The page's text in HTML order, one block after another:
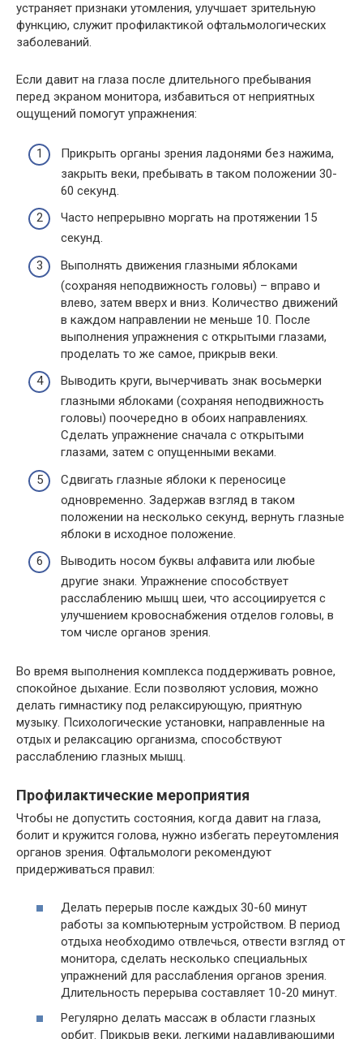
устраняет признаки утомления, улучшает зрительную
функцию, служит профилактикой офтальмологических
заболеваний.
Если давит на глаза после длительного пребывания
перед экраном монитора, избавиться от неприятных
ощущений помогут упражнения:
Прикрыть органы зрения ладонями без нажима,
закрыть веки, пребывать в таком положении 30-
60 секунд.
Часто непрерывно моргать на протяжении 15
секунд.
Выполнять движения глазными яблоками
(сохраняя неподвижность головы) – вправо и
влево, затем вверх и вниз. Количество движений
в каждом направлении не меньше 10. После
выполнения упражнения с открытыми глазами,
проделать то же самое, прикрыв веки.
Выводить круги, вычерчивать знак восьмерки
глазными яблоками (сохраняя неподвижность
головы) поочередно в обоих направлениях.
Сделать упражнение сначала с открытыми
глазами, затем с опущенными веками.
Сдвигать глазные яблоки к переносице
одновременно. Задержав взгляд в таком
положении на несколько секунд, вернуть глазные
яблоки в исходное положение.
Выводить носом буквы алфавита или любые
другие знаки. Упражнение способствует
расслаблению мышц шеи, что ассоциируется с
улучшением кровоснабжения отделов головы, в
том числе органов зрения.
Во время выполнения комплекса поддерживать ровное,
спокойное дыхание. Если позволяют условия, можно
делать гимнастику под релаксирующую, приятную
музыку. Психологические установки, направленные на
отдых и релаксацию организма, способствуют
расслаблению глазных мышц.
Профилактические мероприятия
Чтобы не допустить состояния, когда давит на глаза,
болит и кружится голова, нужно избегать переутомления
органов зрения. Офтальмологи рекомендуют
придерживаться правил:
Делать перерыв после каждых 30-60 минут
работы за компьютерным устройством. В период
отдыха необходимо отвлечься, отвести взгляд от
монитора, сделать несколько специальных
упражнений для расслабления органов зрения.
Длительность перерыва составляет 10-20 минут.
Регулярно делать массаж в области глазных
орбит. Прикрыв веки, легкими надавливающими